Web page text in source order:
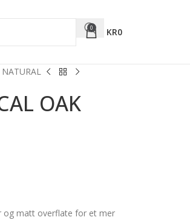
0 KR0
NATURAL
OAK
og matt overflate for et mer